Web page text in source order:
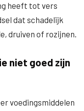
heeft tot vers
dat schadelijk
druiven of rozijnen.
niet goed zijn
voedingsmiddelen